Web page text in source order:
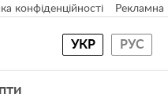
конфіденційності Рекламна
УКР РУС